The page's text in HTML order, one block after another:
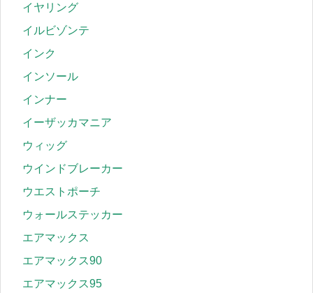
イヤリング
イルビゾンテ
インク
インソール
インナー
イーザッカマニア
ウィッグ
ウインドブレーカー
ウエストポーチ
ウォールステッカー
エアマックス
エアマックス90
エアマックス95